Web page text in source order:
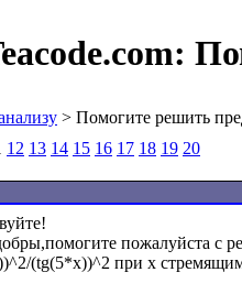
> Помогите решить
12 13 14 15 16 17 18 19 20
пожалуйста с